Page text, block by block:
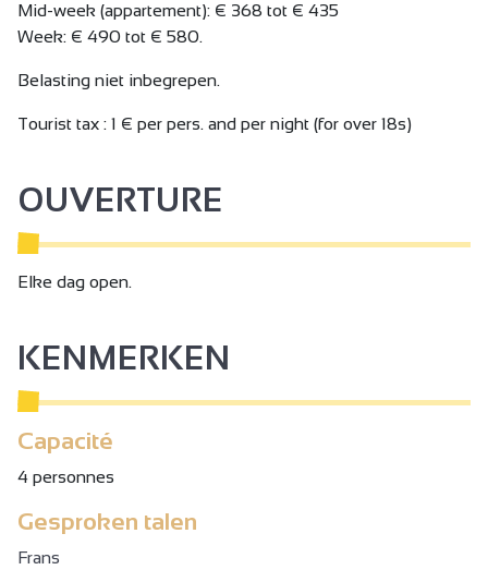
belangrijke wegen en steden: 3,5 km van de afrit van de
snelweg A7 n°13, 20 km van Valence en 17 km van
km/8 min van het TER-station Tain l'Hermitage.
Mid-week (appartement): € 368 tot € 435
Week: € 490 tot € 580.
Belasting niet inbegrepen.
Tourist tax : 1 € per pers. and per night (for over 18s)
OUVERTURE
Elke dag open.
KENMERKEN
Capacité
4 personnes
Gesproken talen
Frans